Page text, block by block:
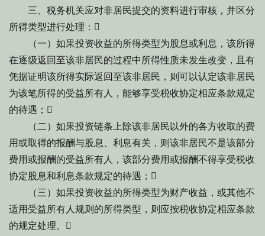
三、税务机关应对非居民提交的资料进行审核，并区分
所得类型进行处理：
（一）如果投资收益的所得类型为股息或利息，该所得
在逐级返回至该非居民的过程中所得性质未发生改变，且有
凭据证明该所得实际返回至该非居民，则可以认定该非居民
为该笔所得的受益所有人，能够享受税收协定相应条款规定
的待遇；
（二）如果投资链条上除该非居民以外的各方收取的费
用或取得的报酬与股息、利息有关，则该非居民不是该部分
费用或报酬的受益所有人，该部分费用或报酬不得享受税收
协定股息和利息条款规定的待遇；
（三）如果投资收益的所得类型为财产收益，或其他不
适用受益所有人规则的所得类型，则应按税收协定相应条款
的规定处理。